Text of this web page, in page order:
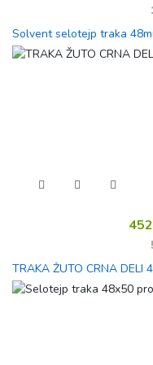
Solvent selotejp traka
TRAKA ŽUTO CRNA